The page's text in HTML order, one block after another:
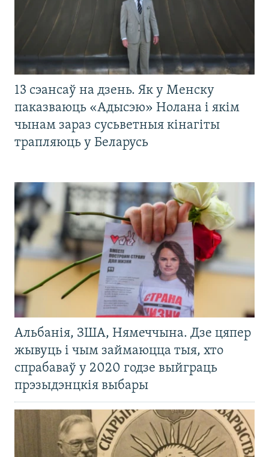
13 сэансаў на дзень. Як у Менску
паказваюць «Адысэю» Нолана і якім
чынам зараз сусьветныя кінагіты
трапляюць у Беларусь
Альбанія, ЗША, Нямеччына. Дзе цяпер
жывуць і чым займаюцца тыя, хто
спрабаваў у 2020 годзе выйграць
прэзыдэнцкія выбары